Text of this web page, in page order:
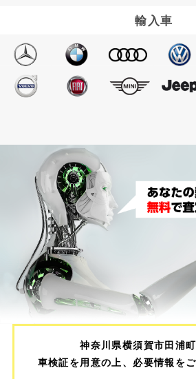
輸入車
神奈川県横須賀市田浦
車検証を用意の上、必要情報をご